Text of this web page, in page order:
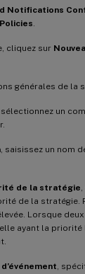
Notifications
.
cliquez sur
générales de la
sélectionnez un
, saisissez un nom
de la stratégie
de la stratégie.
Lorsque
ayant la
,